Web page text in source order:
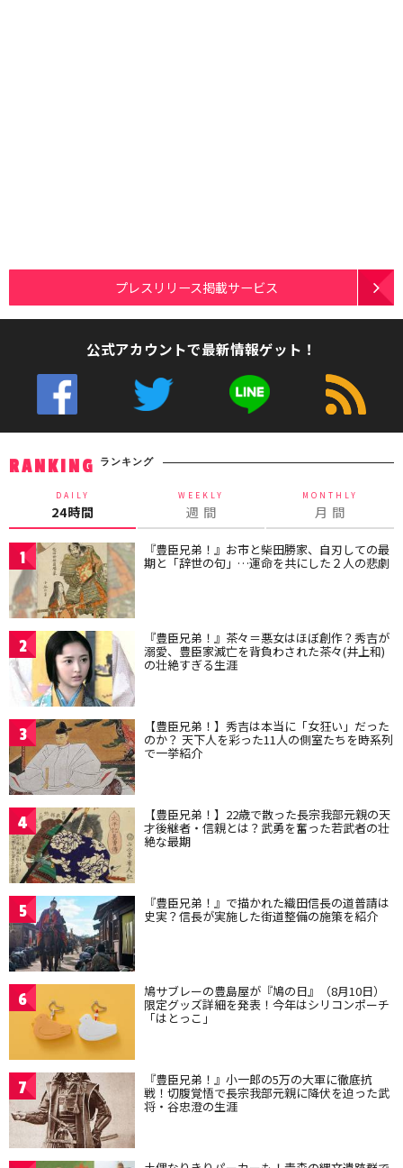
プレスリリース掲載サービス
公式アカウントで最新情報ゲット！
RANKING ランキング
DAILY
24時間
WEEKLY
週 間
MONTHLY
月 間
1 『豊臣兄弟！』お市と柴田勝家、自刃しての最
期と「辞世の句」…運命を共にした２人の悲劇
2 『豊臣兄弟！』茶々＝悪女はほぼ創作？秀吉が
溺愛、豊臣家滅亡を背負わされた茶々(井上和)
の壮絶すぎる生涯
3 【豊臣兄弟！】秀吉は本当に「女狂い」だった
のか？ 天下人を彩った11人の側室たちを時系列
で一挙紹介
4 【豊臣兄弟！】22歳で散った長宗我部元親の天
才後継者・信親とは？武勇を奮った若武者の壮
絶な最期
5 『豊臣兄弟！』で描かれた織田信長の道普請は
史実？信長が実施した街道整備の施策を紹介
6 鳩サブレーの豊島屋が『鳩の日』（8月10日）
限定グッズ詳細を発表！今年はシリコンポーチ
「はとっこ」
7 『豊臣兄弟！』小一郎の5万の大軍に徹底抗
戦！切腹覚悟で長宗我部元親に降伏を迫った武
将・谷忠澄の生涯